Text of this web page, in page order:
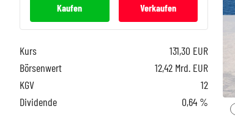
Kaufen Verkaufen
Kurs 131,30 EUR
Börsenwert
12,42 Mrd. EUR
KGV
12
Dividende
0,64 %